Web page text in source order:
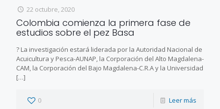
22 octubre, 2020
Colombia comienza la primera fase de
estudios sobre el pez Basa
? La investigación estará liderada por la Autoridad Nacional de
Acuicultura y Pesca-AUNAP, la Corporación del Alto Magdalena-
CAM, la Corporación del Bajo Magdalena-C.R.A y la Universidad
[…]
0 Leer más